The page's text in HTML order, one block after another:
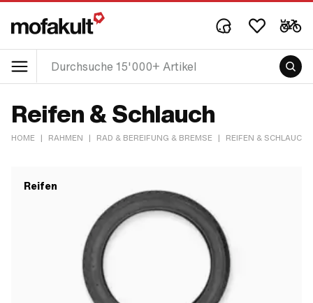
Reifen & Schlauch
HOME | RAHMEN | RAD & BEREIFUNG & BREMSE | REIFEN & SCHLAUCH
Reifen